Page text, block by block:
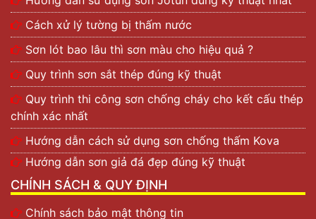
Cách xử lý tường bị thấm nước
Sơn lót bao lâu thì sơn màu cho hiệu quả ?
Quy trình sơn sắt thép đúng kỹ thuật
Quy trình thi công sơn chống cháy cho kết cấu thép
chính xác nhất
Hướng dẫn cách sử dụng sơn chống thấm Kova
Hướng dẫn sơn giả đá đẹp đúng kỹ thuật
CHÍNH SÁCH & QUY ĐỊNH
Chính sách bảo mật thông tin